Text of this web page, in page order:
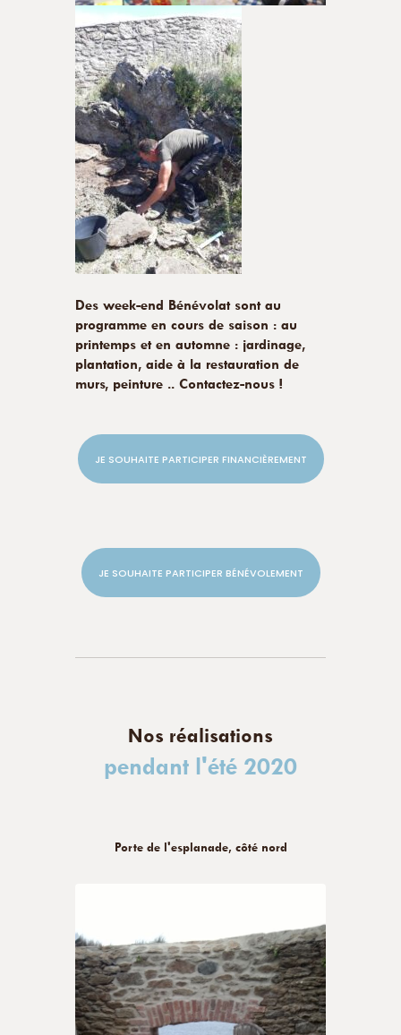
Des week-end Bénévolat sont au
programme en cours de saison : au
printemps et en automne : jardinage,
plantation, aide à la restauration de
murs, peinture .. Contactez-nous !
JE SOUHAITE PARTICIPER FINANCIÈREMENT
JE SOUHAITE PARTICIPER BÉNÉVOLEMENT
Nos réalisations
pendant l'été 2020
Porte de l'esplanade, côté nord